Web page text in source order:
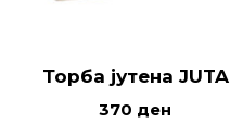
Торба јутена JUTA
370 ден